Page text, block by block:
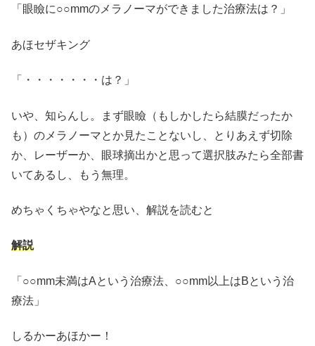
「眼瞼に○○mmのメラノーマができました治療法は？」
あほセザキング
「・・・・・・・は？」
いや、知らんし。まず眼瞼（もしかしたら結膜だったか
も）のメラノーマとか見たことないし、とりあえず切除
か、レーザーか、眼球摘出かと思って選択肢みたら全部書
いてあるし、もう無理。
めちゃくちゃやなと思い、解説を読むと
解説
「○○mm未満はAという治療法、○○mm以上はBという治
療法」
しるかーあほかー！